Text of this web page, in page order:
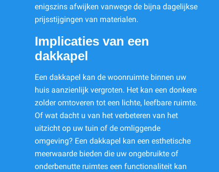
enigszins afwijken vanwege de bijna dagelijkse
prijsstijgingen van materialen.
Implicaties van een
dakkapel
Een dakkapel kan de woonruimte binnen uw
huis aanzienlijk vergroten. Het kan een donkere
zolder omtoveren tot een lichte, leefbare ruimte.
Of wat dacht u van het verbeteren van het
uitzicht op uw tuin of de omliggende
omgeving? Een dakkapel kan een esthetische
meerwaarde bieden die uw ongebruikte of
onderbenutte ruimtes een functionaliteit kan